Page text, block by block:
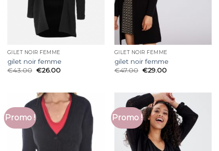
GILET NOIR FEMME
gilet noir femme
€43.00 €26.00
GILET NOIR FEMME
gilet noir femme
€47.00 €29.00
Promo ! Promo !